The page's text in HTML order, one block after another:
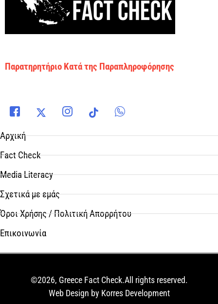
Παρατηρητήριο Κατά της Παραπληροφόρησης
Αρχική
Fact Check
Media Literacy
Σχετικά με εμάς
Όροι Χρήσης / Πολιτική Απορρήτου
Επικοινωνία
©2026, Greece Fact Check.All rights reserved.
Web Design by Korres Development